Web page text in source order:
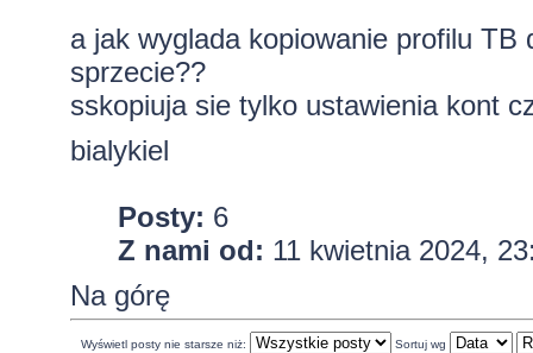
a jak wyglada kopiowanie profilu
sprzecie??
sskopiuja sie tylko ustawienia kont
bialykiel
Posty: 6
Z nami od: 11 kwietnia 2024,
Na górę
Wyświetl posty nie starsze niż: Sortuj wg